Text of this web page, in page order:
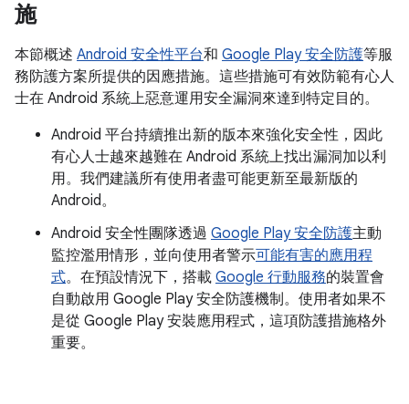
施
本節概述 Android 安全性平台和 Google Play 安全防護等服
務防護方案所提供的因應措施。這些措施可有效防範有心人
士在 Android 系統上惡意運用安全漏洞來達到特定目的。
Android 平台持續推出新的版本來強化安全性，因此
有心人士越來越難在 Android 系統上找出漏洞加以利
用。我們建議所有使用者盡可能更新至最新版的
Android。
Android 安全性團隊透過 Google Play 安全防護主動
監控濫用情形，並向使用者警示可能有害的應用程
式。在預設情況下，搭載 Google 行動服務的裝置會
自動啟用 Google Play 安全防護機制。使用者如果不
是從 Google Play 安裝應用程式，這項防護措施格外
重要。